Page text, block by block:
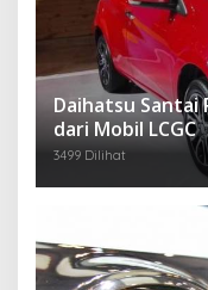
Daihatsu Santai
dari Mobil LCGC
3499 Dilihat